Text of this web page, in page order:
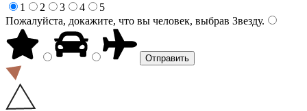
1
2 3 4
5
Пожалуйста, докажите, что вы человек, выбрав Звезду.